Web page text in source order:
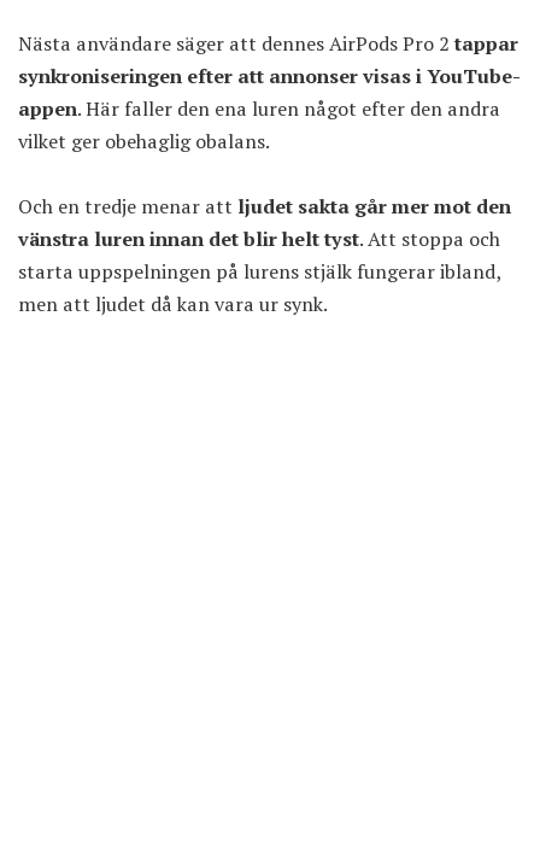
Nästa användare säger att dennes AirPods Pro 2tappar
synkroniseringen efter att annonser visas i YouTube-
appen. Här faller den ena luren något efter den andra
vilket ger obehaglig obalans.
Och en tredje menar att ljudet sakta går mer mot den
vänstra luren innan det blir helt tyst. Att stoppa och
starta uppspelningen på lurens stjälk fungerar ibland,
men att ljudet då kan vara ur synk.